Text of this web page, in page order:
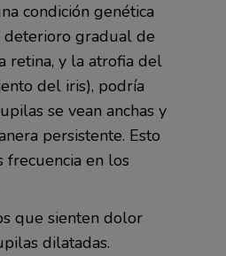
condición genética
gradual de
retina, y la atrofia del
del iris), podría
se vean anchas y
persistente. Esto
frecuencia en los
que sienten dolor
dilatadas.